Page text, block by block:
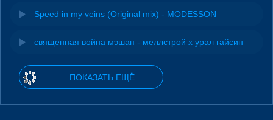
Speed in my veins (Original mix) - MODESSON
священная война мэшап - меллстрой х урал гайсин
ПОКАЗАТЬ ЕЩЁ